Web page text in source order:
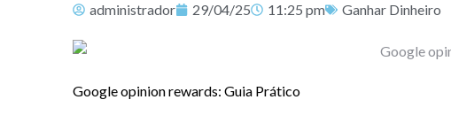
administrador 29/04/25 11:25 pm Ganhar Dinheiro
Google opinion rewards: Guia Prático